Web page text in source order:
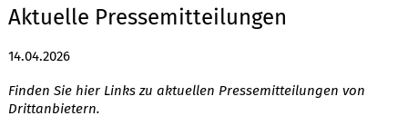
Aktuelle Pressemitteilungen
14.04.2026
Finden Sie hier Links zu aktuellen Pressemitteilungen von
Drittanbietern.